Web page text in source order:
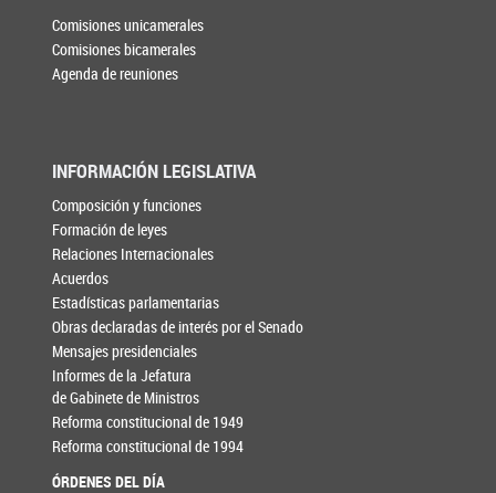
Comisiones unicamerales
Comisiones bicamerales
Agenda de reuniones
INFORMACIÓN LEGISLATIVA
Composición y funciones
Formación de leyes
Relaciones Internacionales
Acuerdos
Estadísticas parlamentarias
Obras declaradas de interés por el Senado
Mensajes presidenciales
Informes de la Jefatura
de Gabinete de Ministros
Reforma constitucional de 1949
Reforma constitucional de 1994
ÓRDENES DEL DÍA